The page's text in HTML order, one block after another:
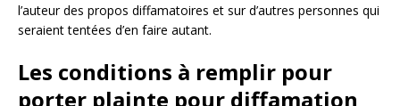
l’auteur des propos diffamatoires et sur d’autres personnes qui
seraient tentées d’en faire autant.
Les conditions à remplir pour
porter plainte pour diffamation